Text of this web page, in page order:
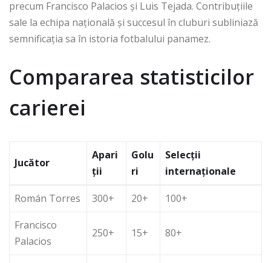
precum Francisco Palacios și Luis Tejada. Contribuțiile
sale la echipa națională și succesul în cluburi subliniază
semnificația sa în istoria fotbalului panamez.
Compararea statisticilor
carierei
Jucător
Apari
ții
Golu
ri
Selecții
internaționale
Román Torres 300+ 20+
100+
Francisco
Palacios
250+ 15+ 80+